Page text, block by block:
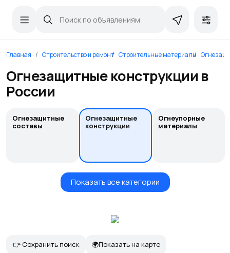
Главная Строительство и ремонт Строительные материалы
Огнезащитные конструкции в
России
Огнезащитные
составы
Огнезащитные
конструкции
Огнеупорные
материалы
Показать все категории
👉 Сохранить поиск 🌍Показать на карте